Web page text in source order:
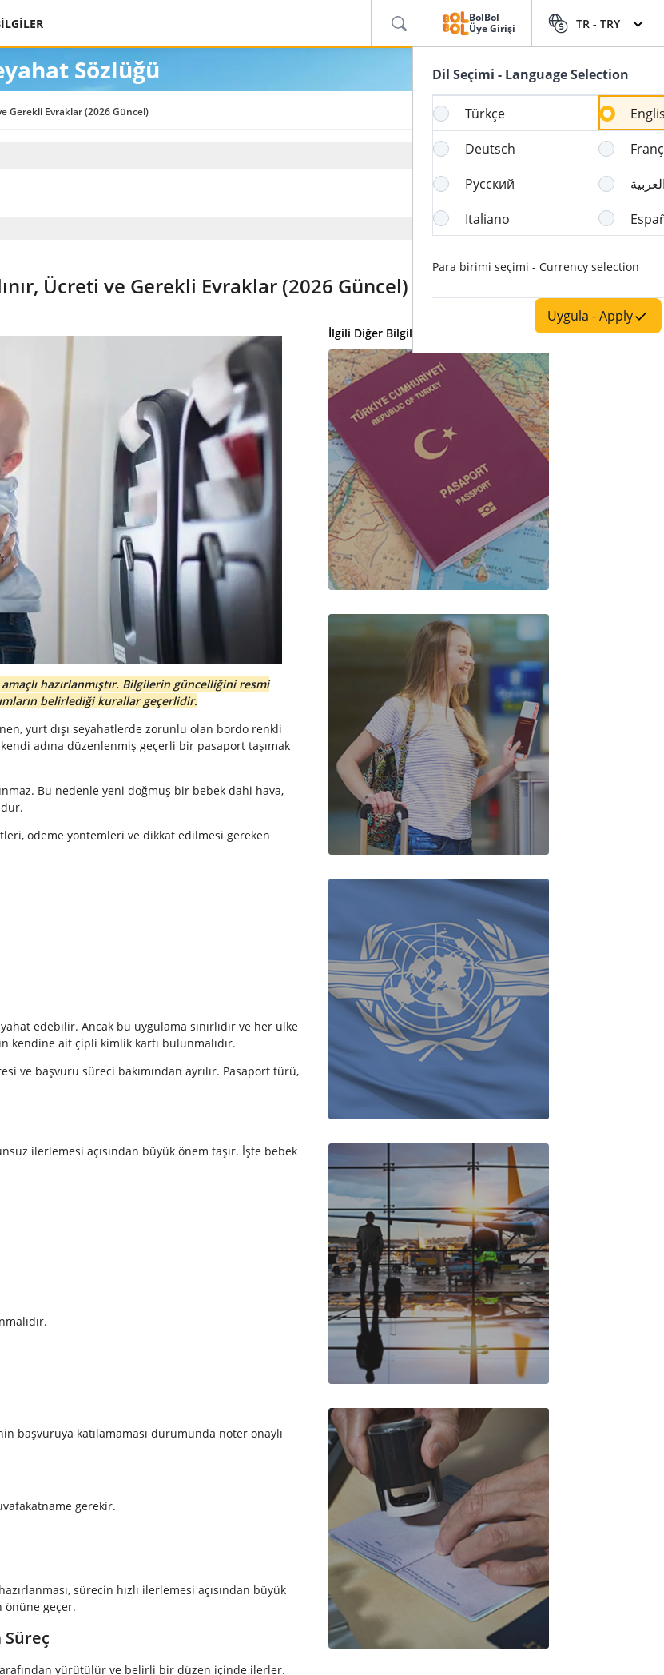
BolBol
Üye Girişi
TR - TRY
Dil Seçimi - Language Selection
Türkçe
Deutsch
Русский
Italiano
Para birimi seçimi - Currency selection
Uygula - Apply
Sözlüğü
Gerekli Evraklar (2026 Güncel)
Ücreti ve Gerekli Evraklar (2026 Güncel)
hazırlanmıştır. Bilgilerin güncelliğini resmi
belirlediği kurallar geçerlidir.
yurt dışı seyahatlerde zorunlu olan bordo renkli
adına düzenlenmiş geçerli bir pasaport taşımak
Bu nedenle yeni doğmuş bir bebek dahi hava,
ödeme yöntemleri ve dikkat edilmesi gereken
edebilir. Ancak bu uygulama sınırlıdır ve her ülke
kendine ait çipli kimlik kartı bulunmalıdır.
ve başvuru süreci bakımından ayrılır. Pasaport türü,
ilerlemesi açısından büyük önem taşır. İşte bebek
başvuruya katılamaması durumunda noter onaylı
gerekir.
sürecin hızlı ilerlemesi açısından büyük
önüne geçer.
Süreç
yürütülür ve belirli bir düzen içinde ilerler.
İlgili Diğer Bilgiler
Ücreti ve Gerekli
Evraklar (2026 Güncel)
Başvuru Rehberi 2026